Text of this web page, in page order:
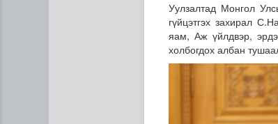
Уулзалтад Монгол
гүйцэтгэх захирал
яам, Аж үйлдвэр,
холбогдох албан